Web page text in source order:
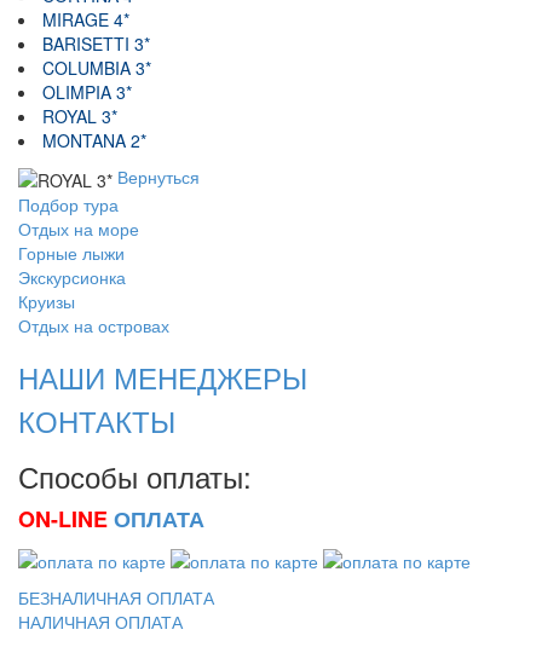
MIRAGE 4*
BARISETTI 3*
COLUMBIA 3*
OLIMPIA 3*
ROYAL 3*
MONTANA 2*
Вернуться
Подбор тура
Отдых на море
Горные лыжи
Экскурсионка
Круизы
Отдых на островах
НАШИ МЕНЕДЖЕРЫ
КОНТАКТЫ
Способы оплаты:
ON-LINEОПЛАТА
БЕЗНАЛИЧНАЯ ОПЛАТА
НАЛИЧНАЯ ОПЛАТА